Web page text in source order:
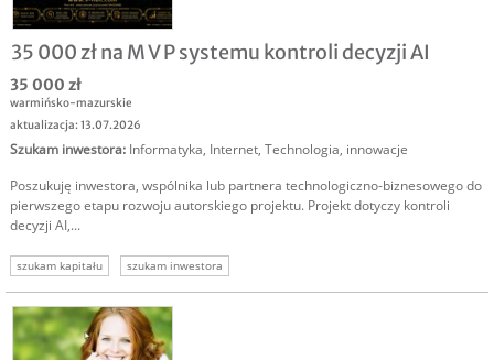
35 000 zł na M V P systemu kontroli decyzji AI
35 000 zł
warmińsko-mazurskie
aktualizacja: 13.07.2026
Szukam inwestora: Informatyka, Internet, Technologia, innowacje
Poszukuję inwestora, wspólnika lub partnera technologiczno-biznesowego do
pierwszego etapu rozwoju autorskiego projektu. Projekt dotyczy kontroli
decyzji AI,...
szukam kapitału szukam inwestora